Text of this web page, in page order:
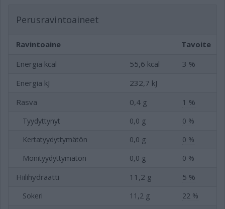
Perusravintoaineet
Ravintoaine
Tavoite
Energia kcal
55,6 kcal
3 %
Energia kJ
232,7 kJ
Rasva
0,4 g 1 %
Tyydyttynyt 0,0 g
0 %
Kertatyydyttymätön
0,0 g
0 %
Monityydyttymätön
0,0 g 0 %
Hiilihydraatti 11,2 g 5 %
Sokeri 11,2 g 22 %